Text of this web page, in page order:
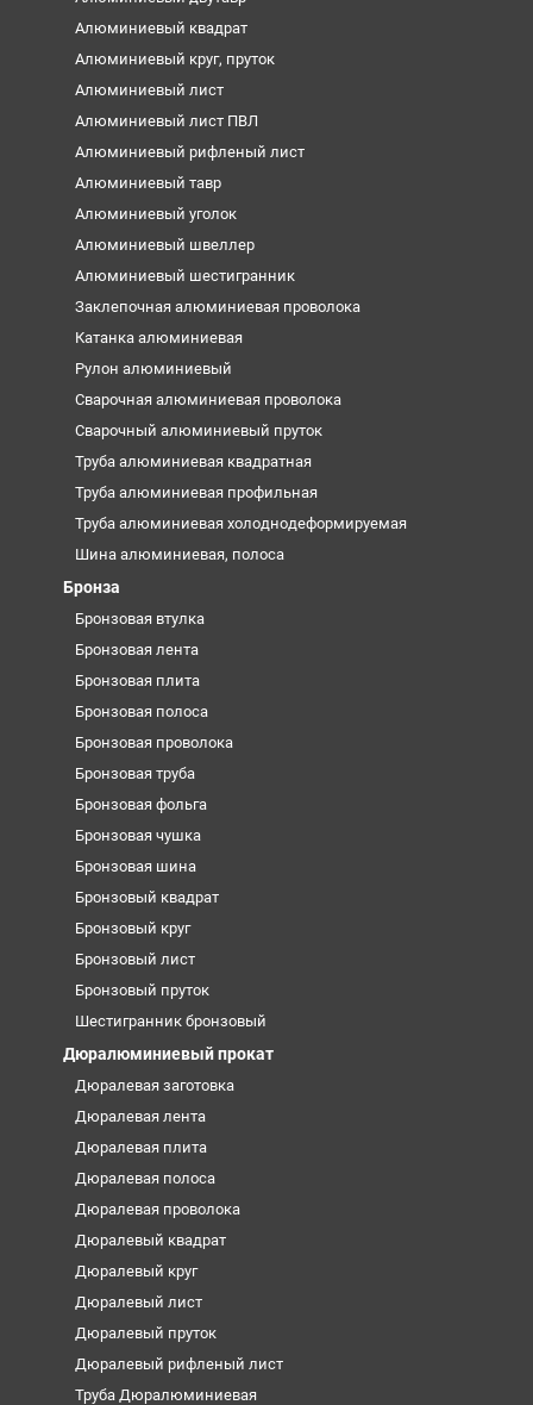
Алюминиевый квадрат
Алюминиевый круг, пруток
Алюминиевый лист
Алюминиевый лист ПВЛ
Алюминиевый рифленый лист
Алюминиевый тавр
Алюминиевый уголок
Алюминиевый швеллер
Алюминиевый шестигранник
Заклепочная алюминиевая проволока
Катанка алюминиевая
Рулон алюминиевый
Сварочная алюминиевая проволока
Сварочный алюминиевый пруток
Труба алюминиевая квадратная
Труба алюминиевая профильная
Труба алюминиевая холоднодеформируемая
Шина алюминиевая, полоса
Бронза
Бронзовая втулка
Бронзовая лента
Бронзовая плита
Бронзовая полоса
Бронзовая проволока
Бронзовая труба
Бронзовая фольга
Бронзовая чушка
Бронзовая шина
Бронзовый квадрат
Бронзовый круг
Бронзовый лист
Бронзовый пруток
Шестигранник бронзовый
Дюралюминиевый прокат
Дюралевая заготовка
Дюралевая лента
Дюралевая плита
Дюралевая полоса
Дюралевая проволока
Дюралевый квадрат
Дюралевый круг
Дюралевый лист
Дюралевый пруток
Дюралевый рифленый лист
Труба Дюралюминиевая